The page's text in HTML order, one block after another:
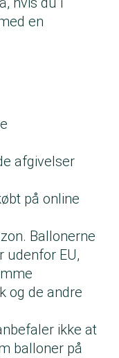
en
afgivelser
på online
Ballonerne
udenfor EU,
og de andre
ikke at
balloner på